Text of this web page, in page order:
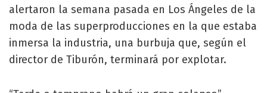
alertaron la semana pasada en Los Ángeles de la
moda de las superproducciones en la que estaba
inmersa la industria, una burbuja que, según el
director de Tiburón, terminará por explotar.